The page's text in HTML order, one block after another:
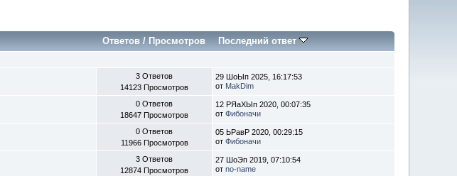
Ответов / Просмотров Последний ответ
3 Ответов
14123 Просмотров
29 ШоЫп 2025, 16:17:53
от MakDim
0 Ответов
18647 Просмотров
12 РЯаХЫп 2020, 00:07:35
отФибоначи
0 Ответов
11966 Просмотров
05 ЬРавР 2020, 00:29:15
отФибоначи
3 Ответов
12874 Просмотров
27 ШоЭп 2019, 07:10:54
отno-name